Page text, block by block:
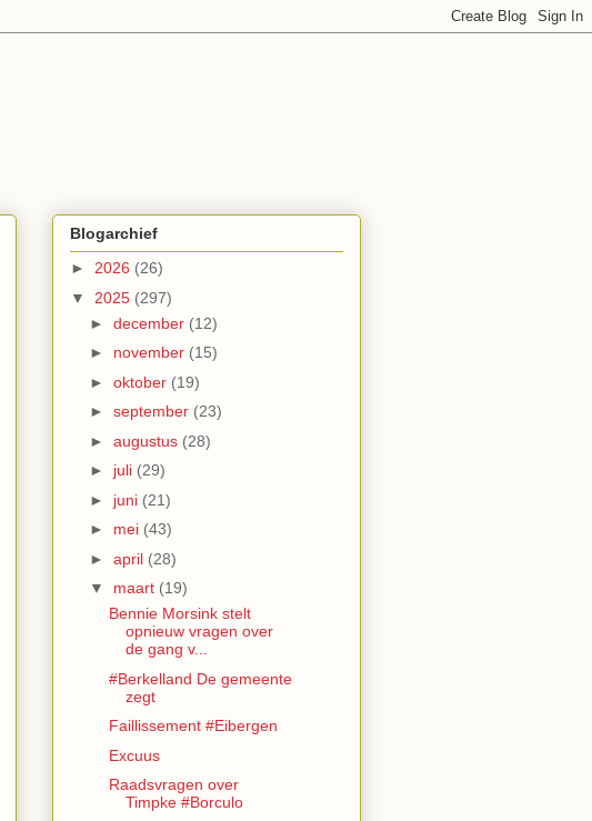
Blogarchief
► 2026 (26)
▼ 2025 (297)
► december (12)
► november (15)
► oktober (19)
► september (23)
► augustus (28)
► juli (29)
► juni (21)
► mei (43)
► april (28)
▼ maart (19)
Bennie Morsink stelt
opnieuw vragen over
de gang v...
#Berkelland De gemeente
zegt
Faillissement #Eibergen
Excuus
Raadsvragen over
Timpke #Borculo